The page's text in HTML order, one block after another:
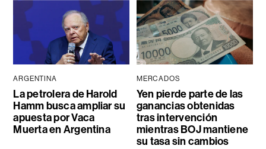
ARGENTINA
La petrolera de Harold
Hamm busca ampliar su
apuesta por Vaca
Muerta en Argentina
MERCADOS
Yen pierde parte de las
ganancias obtenidas
tras intervención
mientras BOJ mantiene
su tasa sin cambios